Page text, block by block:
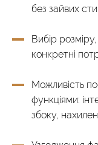
без зайвих
Вибір
конкретні
Можливість
функціями:
збоку,